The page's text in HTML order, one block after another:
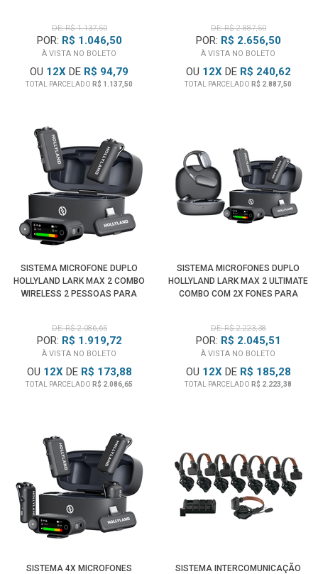
DE: R$ 1.137,50
POR: R$ 1.046,50
À VISTA NO BOLETO
OU 12X DE R$ 94,79
TOTAL PARCELADO R$ 1.137,50
DE: R$ 2.887,50
POR: R$ 2.656,50
À VISTA NO BOLETO
OU 12XDE R$ 240,62
TOTAL PARCELADO R$ 2.887,50
SISTEMA MICROFONE DUPLO
HOLLYLAND LARK MAX 2 COMBO
WIRELESS 2 PESSOAS PARA
DE: R$ 2.086,65
POR: R$ 1.919,72
À VISTA NO BOLETO
OU 12XDE R$ 173,88
TOTAL PARCELADO R$ 2.086,65
SISTEMA MICROFONES DUPLO
HOLLYLAND LARK MAX 2 ULTIMATE
COMBO COM 2X FONES PARA
DE: R$ 2.223,38
POR: R$ 2.045,51
À VISTA NO BOLETO
OU 12XDE R$ 185,28
TOTAL PARCELADO R$ 2.223,38
SISTEMA 4X MICROFONES SISTEMA INTERCOMUNICAÇÃO